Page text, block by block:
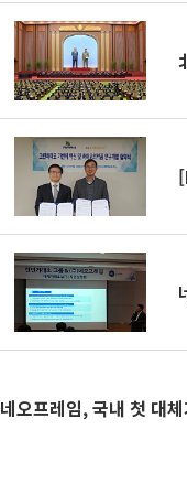
네오프레임, 국내 첫 대